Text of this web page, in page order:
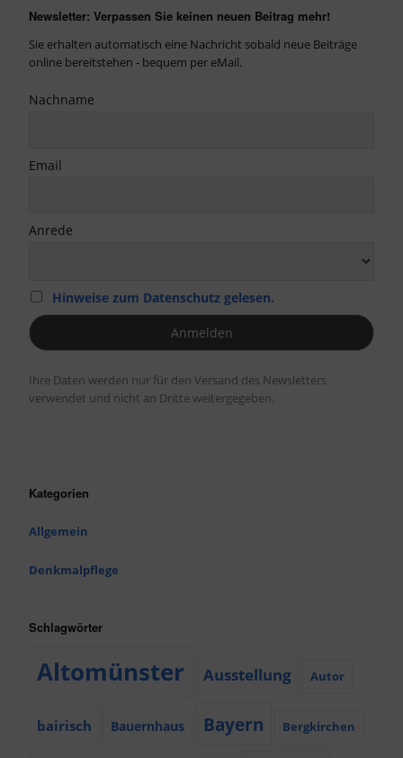
Newsletter: Verpassen Sie keinen neuen Beitrag mehr!
Sie erhalten automatisch eine Nachricht sobald neue Beiträge
online bereitstehen - bequem per eMail.
Nachname
Email
Anrede
Hinweise zum Datenschutz gelesen.
Ihre Daten werden nur für den Versand des Newsletters
verwendet und nicht an Dritte weitergegeben.
Kategorien
Allgemein
Denkmalpflege
Schlagwörter
Altomünster Ausstellung Autor
bairisch Bauernhaus Bayern Bergkirchen